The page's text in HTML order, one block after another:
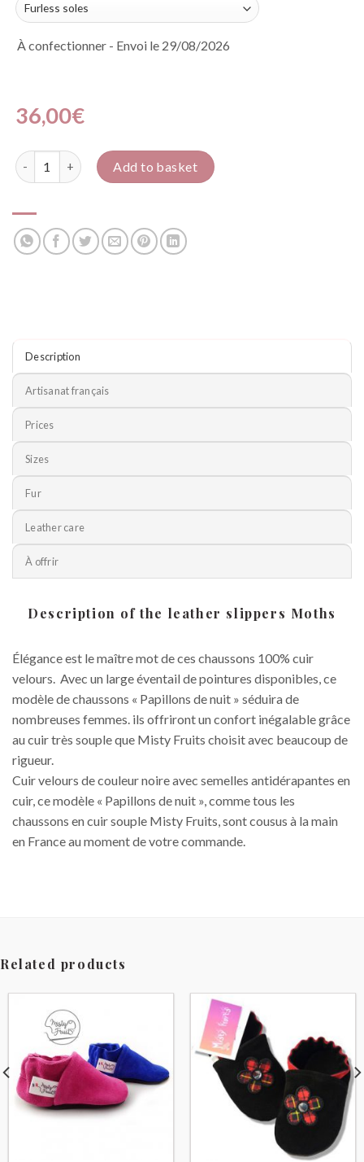
À confectionner - Envoi le 29/08/2026
36,00€
Papillons de nuit quantityAdd to basket
Description
Artisanat français
Prices
Sizes
Fur
Leather care
À offrir
Description of the leather slippers Moths
Élégance est le maître mot de ces chaussons 100% cuir
velours. Avec un large éventail de pointures disponibles, ce
modèle de chaussons « Papillons de nuit » séduira de
nombreuses femmes. ils offriront un confort inégalable grâce
au cuir très souple que Misty Fruits choisit avec beaucoup de
rigueur.
Cuir velours de couleur noire avec semelles antidérapantes en
cuir, ce modèle « Papillons de nuit », comme tous les
chaussons en cuir souple Misty Fruits, sont cousus à la main
en France au moment de votre commande.
Related products